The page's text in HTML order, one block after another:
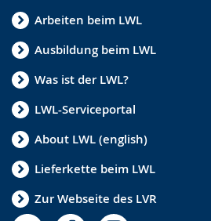
Arbeiten beim LWL
Ausbildung beim LWL
Was ist der LWL?
LWL-Serviceportal
About LWL (english)
Lieferkette beim LWL
Zur Webseite des LVR